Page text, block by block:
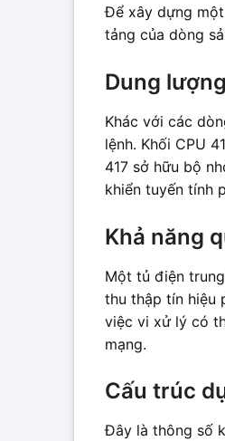
Để xây dựng
tảng của dòng
Dung
Khác với các
lệnh. Khối CPU
417 sở hữu bộ
khiển tuyến tính
Khả năng
Một tủ điện
thu thập tín hiệu
việc vi xử lý có
mạng.
Cấu trúc
Đây là thông số